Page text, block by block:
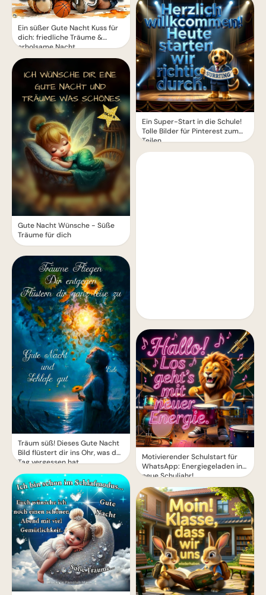
Ein süßer Gute Nacht Kuss für
dich: friedliche Träume &
erholsame Nacht
Gute Nacht Wünsche - Süße
Träume für dich
Träum süß! Dieses Gute Nacht
Bild flüstert dir ins Ohr, was der
Tag vergessen hat.
Ein Super-Start in die Schule!
Tolle Bilder für Pinterest zum
Teilen.
Motivierender Schulstart für
WhatsApp: Energiegeladen ins
neue Schuljahr!